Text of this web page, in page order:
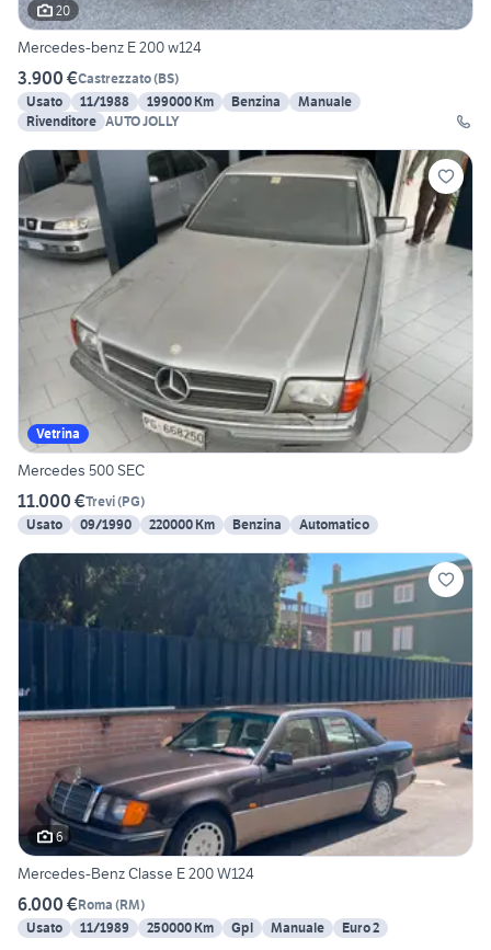
20
Mercedes-benz E 200 w124
3.900 €Castrezzato(BS)
Usato
11/1988 199000 Km Benzina
Manuale
Rivenditore AUTO JOLLY
Vetrina
Mercedes 500 SEC
11.000 €Trevi(PG)
Usato
09/1990 220000 Km Benzina Automatico
6
Mercedes-Benz Classe E 200 W124
6.000 €Roma (RM)
Usato
11/1989 250000 Km Gpl Manuale Euro 2